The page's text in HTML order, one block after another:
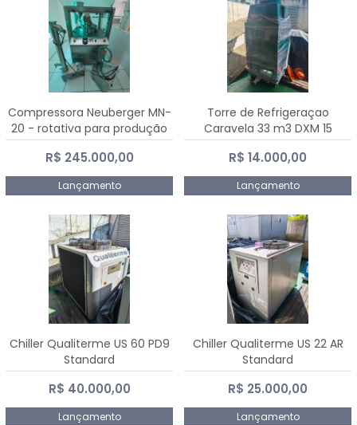
Compressora Neuberger MN-
20 - rotativa para produção
de comprimidos
R$ 245.000,00
Lançamento
Torre de Refrigeraçao
Caravela 33 m3 DXM 15
R$ 14.000,00
Lançamento
Chiller Qualiterme US 60 PD9
Standard
R$ 40.000,00
Lançamento
Chiller Qualiterme US 22 AR
Standard
R$ 25.000,00
Lançamento